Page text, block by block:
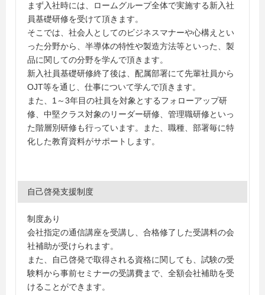
まず入社時には、ロームグループ全体で実施する新入社
員基礎研修を受けて頂きます。
そこでは、社会人としてのビジネスマナーや心構えとい
った分野から、半導体の特性や製造方法等といった、製
品に関しての分野を学んで頂きます。
新入社員基礎研修終了後は、配属部署にて先輩社員から
OJT等を通じ、仕事について学んで頂きます。
また、1～3年目の社員を対象とするフォローアップ研
修、中堅クラス対象のリーダー研修、管理職研修といっ
た階層別研修も行っています。また、職種、部署毎に特
化した教育資料がサポートします。
自己啓発支援制度
制度あり
会社指定の通信講座を受講し、合格修了した受講料の会
社補助が受けられます。
また、自己啓発で取得される資格に関しても、試験の受
験料から事前セミナーの受講費まで、全額会社補助を受
けることができます。